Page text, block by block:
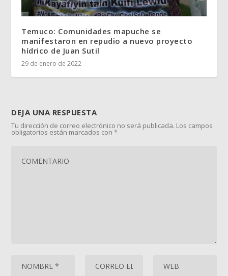
Temuco: Comunidades mapuche se
manifestaron en repudio a nuevo proyecto
hídrico de Juan Sutil
29 de enero de 2022
DEJA UNA RESPUESTA
Tu dirección de correo electrónico no será publicada. Los campos
obligatorios están marcados con*